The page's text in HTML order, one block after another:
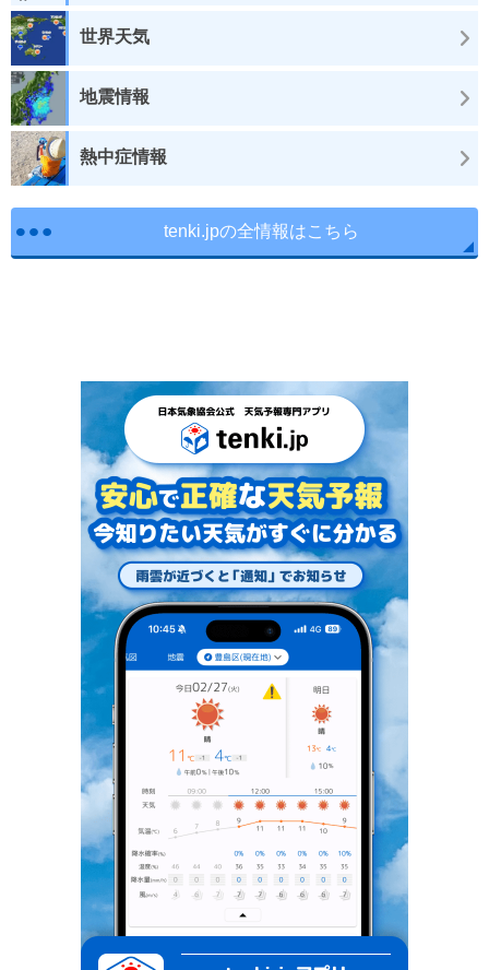
世界天気
地震情報
熱中症情報
tenki.jpの全情報はこちら